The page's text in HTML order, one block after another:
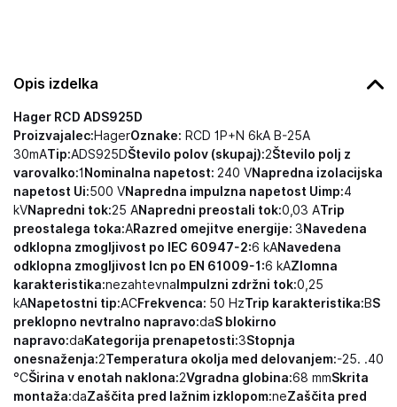
Opis izdelka
Hager RCD ADS925D
Proizvajalec:HagerOznake: RCD 1P+N 6kA B-25A
30mATip:ADS925DŠtevilo polov (skupaj):2Število polj z
varovalko:1 Nominalna napetost: 240 VNapredna izolacijska
napetost Ui:500 VNapredna impulzna napetost Uimp:4
kVNapredni tok:25 ANapredni preostali tok:0,03 ATrip
preostalega toka:ARazred omejitve energije: 3Navedena
odklopna zmogljivost po IEC 60947-2:6 kANavedena
odklopna zmogljivost Icn po EN 61009-1:6 kAZlomna
karakteristika:nezahtevna Impulzni zdržni tok:0,25
kANapetostni tip:ACFrekvenca: 50 HzTrip karakteristika:BS
preklopno nevtralno napravo:daS blokirno
napravo:daKategorija prenapetosti:3Stopnja
onesnaženja:2Temperatura okolja med delovanjem:-25. .40
°CŠirina v enotah naklona:2Vgradna globina:68 mmSkrita
montaža:daZaščita pred lažnim izklopom:neZaščita pred